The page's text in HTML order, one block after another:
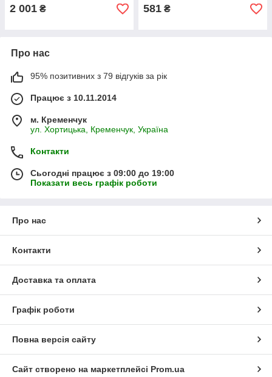
2 001 ₴ 581 ₴
Про нас
95% позитивних з 79 відгуків за рік
Працює з 10.11.2014
м. Кременчук
ул. Хортицька, Кременчук, Україна
Контакти
Сьогодні працює з 09:00 до 19:00
Показати весь графік роботи
Про нас
Контакти
Доставка та оплата
Графік роботи
Повна версія сайту
Сайт створено на маркетплейсі Prom.ua